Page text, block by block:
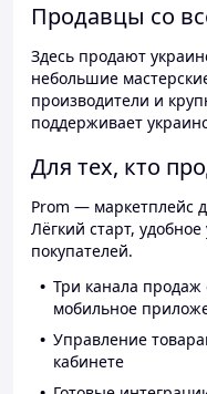
Продавцы со
Здесь продают
небольшие
производители и
поддерживает
Для тех, кто
Prom — маркетплейс
Лёгкий старт,
покупателей.
Три канала
мобильное
Управление
кабинете